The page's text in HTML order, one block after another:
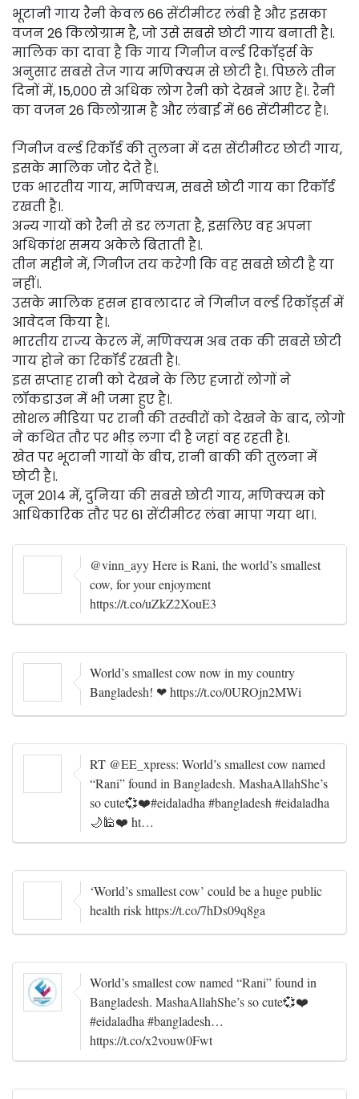
भूटानी गाय रैनी केवल 66 सेंटीमीटर लंबी है और इसका
वजन 26 किलोग्राम है, जो उसे सबसे छोटी गाय बनाती है।.
मालिक का दावा है कि गाय गिनीज वर्ल्ड रिकॉर्ड्स के
अनुसार सबसे तेज गाय मणिक्यम से छोटी है।. पिछले तीन
दिनों में, 15,000 से अधिक लोग रैनी को देखने आए हैं।. रैनी
का वजन 26 किलोग्राम है और लंबाई में 66 सेंटीमीटर है।.
गिनीज वर्ल्ड रिकॉर्ड की तुलना में दस सेंटीमीटर छोटी गाय,
इसके मालिक जोर देते हैं।.
एक भारतीय गाय, मणिक्यम, सबसे छोटी गाय का रिकॉर्ड
रखती है।.
अन्य गायों को रैनी से डर लगता है, इसलिए वह अपना
अधिकांश समय अकेले बिताती है।.
तीन महीने में, गिनीज तय करेगी कि वह सबसे छोटी है या
नहीं।.
उसके मालिक हसन हावलादार ने गिनीज वर्ल्ड रिकॉर्ड्स में
आवेदन किया है।.
भारतीय राज्य केरल में, मणिक्यम अब तक की सबसे छोटी
गाय होने का रिकॉर्ड रखती है।.
इस सप्ताह रानी को देखने के लिए हजारों लोगों ने
लॉकडाउन में भी जमा हुए है।.
सोशल मीडिया पर रानी की तस्वीरों को देखने के बाद, लोगो
ने कथित तौर पर भीड़ लगा दी है जहां वह रहती है।.
खेत पर भूटानी गायों के बीच, रानी बाकी की तुलना में
छोटी है।.
जून 2014 में, दुनिया की सबसे छोटी गाय, मणिक्यम को
आधिकारिक तौर पर 61 सेंटीमीटर लंबा मापा गया था।.
@vinn_ayy Here is Rani, the world’s smallest
cow, for your enjoyment
https://t.co/uZkZ2XouE3
World’s smallest cow now in my country
Bangladesh! ❤ https://t.co/0UROjn2MWi
RT @EE_xpress: World’s smallest cow named
“Rani” found in Bangladesh. MashaAllahShe’s
so cute💞❤️#eidaladha #bangladesh #eidaladha
🌙🕌❤️ ht…
‘World’s smallest cow’ could be a huge public
health risk https://t.co/7hDs09q8ga
World’s smallest cow named “Rani” found in
Bangladesh. MashaAllahShe’s so cute💞❤️
#eidaladha #bangladesh…
https://t.co/x2vouw0Fwt